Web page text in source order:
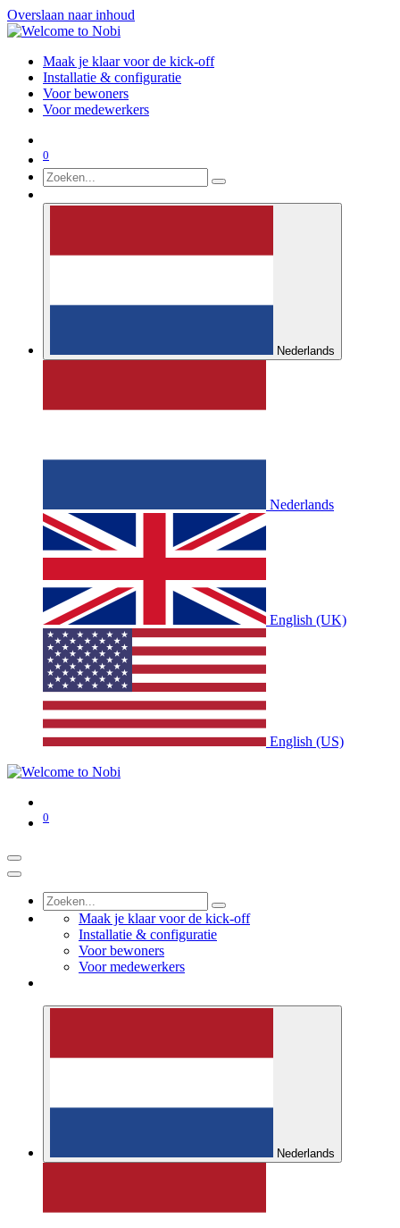
Overslaan naar inhoud
Maak je klaar voor de kick-off
Installatie & configuratie
Voor bewoners
Voor medewerkers
0
Nederlands
Nederlands
English (UK)
English (US)
0
Maak je klaar voor de kick-off
Installatie & configuratie
Voor bewoners
Voor medewerkers
Nederlands